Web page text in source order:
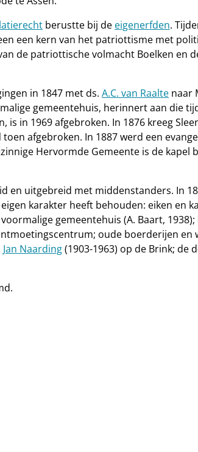
berustte bij de eigenerfden.
een kern van het patriottisme met
de patriottische volmacht Boelken en
in 1847 met ds. A.C. van Raalte naar
gemeentehuis, herinnert aan die
in 1969 afgebroken. In 1876 kreeg
afgebroken. In 1887 werd een
Hervormde Gemeente is de kapel
en uitgebreid met middenstanders. In
karakter heeft behouden: eiken en
gemeentehuis (A. Baart,
oude boerderijen en
Jan Naarding(1903-1963) op de Brink; de